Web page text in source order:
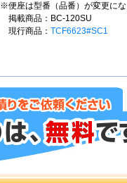
※便座は型番（品番）が変更にな
掲載商品：BC-120SU
現行商品： TCF6623#SC1